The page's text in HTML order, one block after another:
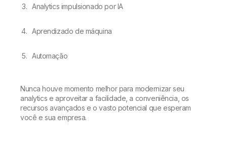
Analytics impulsionado por IA
Aprendizado de máquina
Automação
Nunca houve momento melhor para modernizar seu
analytics e aproveitar a facilidade, a conveniência, os
recursos avançados e o vasto potencial que esperam
você e sua empresa.